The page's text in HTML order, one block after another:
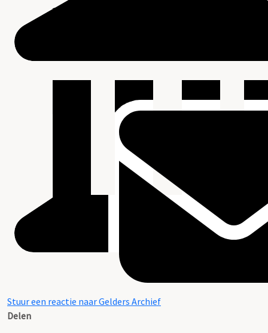
Stuur een reactie naar Gelders Archief
Delen